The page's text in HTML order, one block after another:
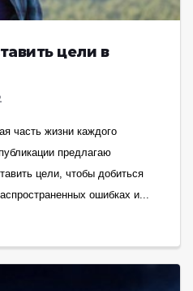
цели в
часть жизни каждого
предлагаю
цели, чтобы добиться
ошибках и...